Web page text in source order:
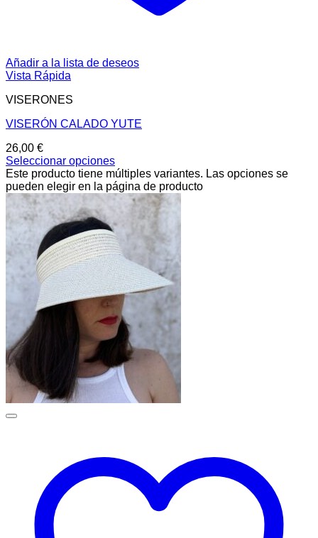
Añadir a la lista de deseos
Vista Rápida
VISERONES
VISERÓN CALADO YUTE
26,00 €
Seleccionar opciones
Este producto tiene múltiples variantes. Las opciones se
pueden elegir en la página de producto